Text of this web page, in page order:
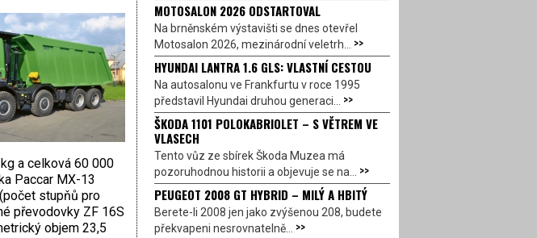
a celková 60 000
Paccar MX-13
stupňů pro
převodovky ZF 16S
objem 23,5
MOTOSALON 2026 ODSTARTOVAL
Na brněnském výstavišti se dnes otevřel
Motosalon 2026, mezinárodní veletrh... >>
HYUNDAI LANTRA 1.6 GLS: VLASTNÍ CESTOU
Na autosalonu ve Frankfurtu v roce 1995
představil Hyundai druhou generaci... >>
ŠKODA 1101 POLOKABRIOLET – S VĚTREM VE
VLASECH
Tento vůz ze sbírek Škoda Muzea má
pozoruhodnou historii a objevuje se na... >>
PEUGEOT 2008 GT HYBRID – MILÝ A HBITÝ
Berete-li 2008 jen jako zvýšenou 208, budete
překvapeni nesrovnatelně... >>